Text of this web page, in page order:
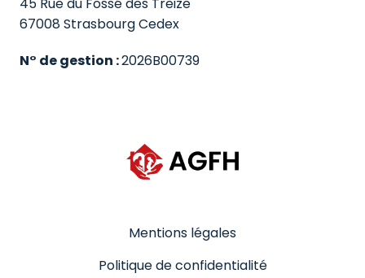
67008 Strasbourg Cedex
N° de gestion : 2026B00739
AGFH Services à Domicile page
Mentions légales
Politique de confidentialité